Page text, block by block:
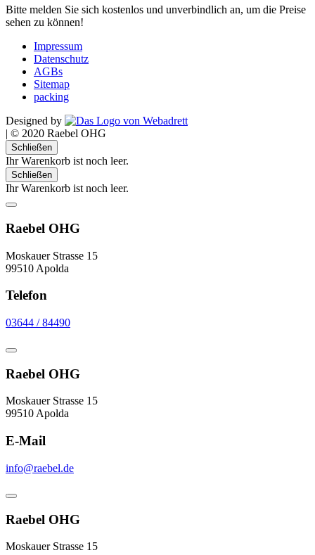
Bitte melden Sie sich kostenlos und unverbindlich an, um die Preise
sehen zu können!
Impressum
Datenschutz
AGBs
Sitemap
packing
Designed by
| © 2020 Raebel OHG
Schließen
Ihr Warenkorb ist noch leer.
Schließen
Ihr Warenkorb ist noch leer.
Raebel OHG
Moskauer Strasse 15
99510 Apolda
Telefon
03644 / 84490
Raebel OHG
Moskauer Strasse 15
99510 Apolda
E-Mail
info@raebel.de
Raebel OHG
Moskauer Strasse 15